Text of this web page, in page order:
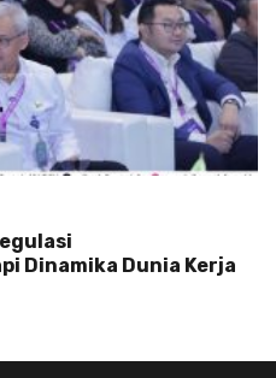
Dinamika Dunia Kerja